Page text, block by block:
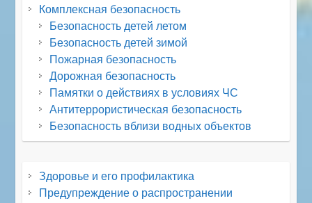
Комплексная безопасность
Безопасность детей летом
Безопасность детей зимой
Пожарная безопасность
Дорожная безопасность
Памятки о действиях в условиях ЧС
Антитеррористическая безопасность
Безопасность вблизи водных объектов
Здоровье и его профилактика
Предупреждение о распространении